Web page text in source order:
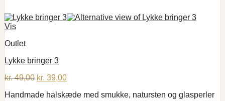
Vis
Outlet
Lykke bringer 3
kr.49,00 Den
pris
kr. 39,00Den
pris
Handmade halskæde med smukke, natursten og glasperler